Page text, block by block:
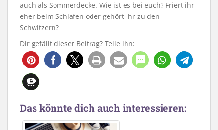
auch als Sommerdecke. Wie ist es bei euch? Friert ihr
eher beim Schlafen oder gehört ihr zu den
Schwitzern?
Dir gefällt dieser Beitrag? Teile ihn:
Das könnte dich auch interessieren: